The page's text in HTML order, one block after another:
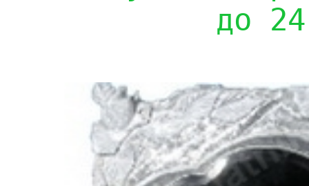
до